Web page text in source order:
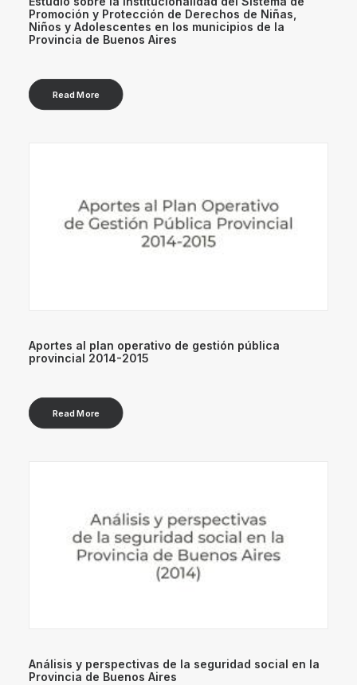
Promoción y Protección de Derechos de Niñas,
Niños y Adolescentes en los municipios de la
Provincia de Buenos Aires
Read More
Aportes al plan operativo de gestión pública
provincial 2014-2015
Read More
Análisis y perspectivas de la seguridad social en la
Provincia de Buenos Aires